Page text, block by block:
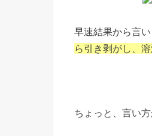
早速結果から言
ら引き剥がし、
ちょっと、言い